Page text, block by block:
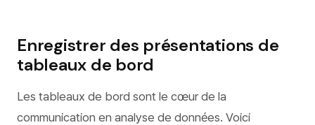
Enregistrer des présentations de
tableaux de bord
Les tableaux de bord sont le cœur de la
communication en analyse de données. Voici